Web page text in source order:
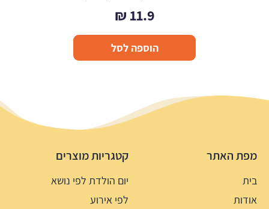
11.9
₪
הוספה לסל
מפת האתר
בית
אודות
קטגריות מוצרים
יום הולדת לפי נושא
לפי אירוע